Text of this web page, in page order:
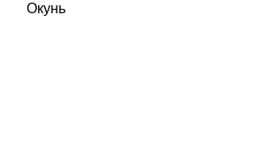
Окунь